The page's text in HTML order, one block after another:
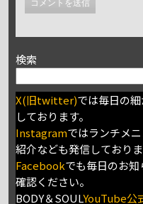
検索
X(旧twitter)では毎日の
しております。
Instagramではランチメ
紹介なども発信しておりま
Facebookでも毎日のお
確認ください。
BODY＆SOULYouTube公